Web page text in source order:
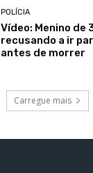
POLÍCIA
Vídeo: Menino de
recusando a ir
antes de morrer
Carregue mais